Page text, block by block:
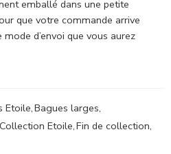
emballé dans une petite
que votre commande arrive
d’envoi que vous aurez
Etoile,Bagues larges,
Collection Etoile,Fin de collection,